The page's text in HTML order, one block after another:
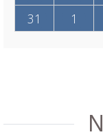
31
1